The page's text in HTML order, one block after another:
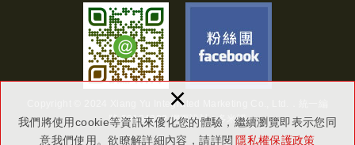
我們將使用cookie等資訊來優化您的體驗，繼續瀏覽即表示您同
意我們使用。欲瞭解詳細內容，請詳閱 隱私權保護政策
×
Copyright © 2024 Xiang Yu Integrated Marketing Co., Ltd.．
號29134302 網頁設計 : 多米諾